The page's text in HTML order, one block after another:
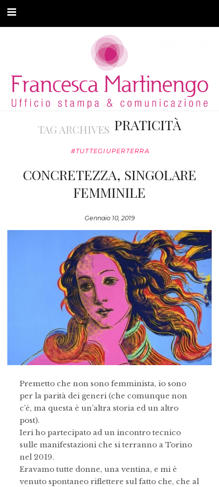
ARTICOLI
MODA ADATTIVA
CONTATTITAG ARCHIVES PRATICITÀ
#TUTTEGIUPERTERRA
CONCRETEZZA, SINGOLARE
FEMMINILE
Gennaio 10, 2019
Premetto che non sono femminista, io sono
per la parità dei generi (che comunque non
c’è, ma questa è un’altra storia ed un altro
post).
Ieri ho partecipato ad un incontro tecnico
sulle manifestazioni che si terranno a Torino
nel 2019.
Eravamo tutte donne, una ventina, e mi è
venuto spontaneo riflettere sul fatto che, che al